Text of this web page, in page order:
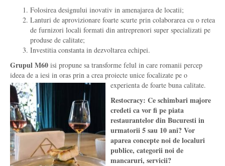
Folosirea designului inovativ in amenajarea de locatii;
Lanturi de aprovizionare foarte scurte prin colaborarea cu o retea
de furnizori locali formati din antreprenori super specializati pe
produse de calitate;
Investitia constanta in dezvoltarea echipei.
Grupul M60 isi propune sa transforme felul in care romanii percep
ideea de a iesi in oras prin a crea proiecte unice focalizate pe o
experienta de foarte buna calitate.
Restocracy: Ce schimbari majore
credeti ca vor fi pe piata
restaurantelor din Bucuresti in
urmatorii 5 sau 10 ani? Vor
aparea concepte noi de localuri
publice, categorii noi de
mancaruri, servicii?